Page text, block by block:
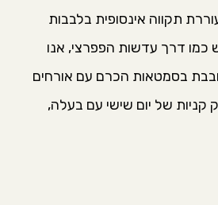
תקווה אינסופית בלבבות
כמו דרך עדשות הפפרצי, אנו
בסמטאות הכרם עם אורחים
קניות של יום שישי עם בעלה,